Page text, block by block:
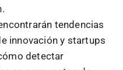
tendencias
innovación y startups
detectar